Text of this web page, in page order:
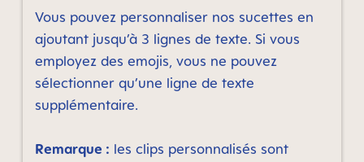
Vous pouvez personnaliser nos sucettes en
ajoutant jusqu’à 3 lignes de texte. Si vous
employez des emojis, vous ne pouvez
sélectionner qu’une ligne de texte
supplémentaire.
Remarque : les clips personnalisés sont